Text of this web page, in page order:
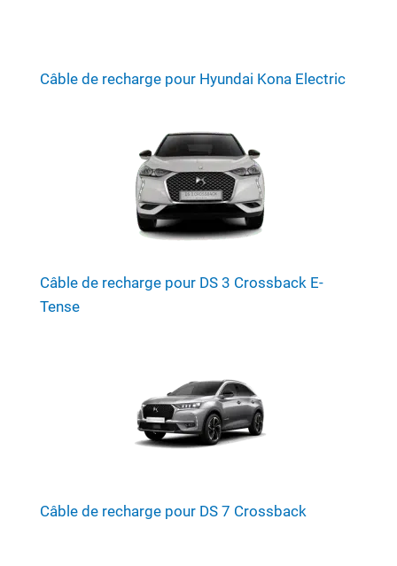
Câble de recharge pour Hyundai Kona Electric
Câble de recharge pour DS 3 Crossback E-
Tense
Câble de recharge pour DS 7 Crossback